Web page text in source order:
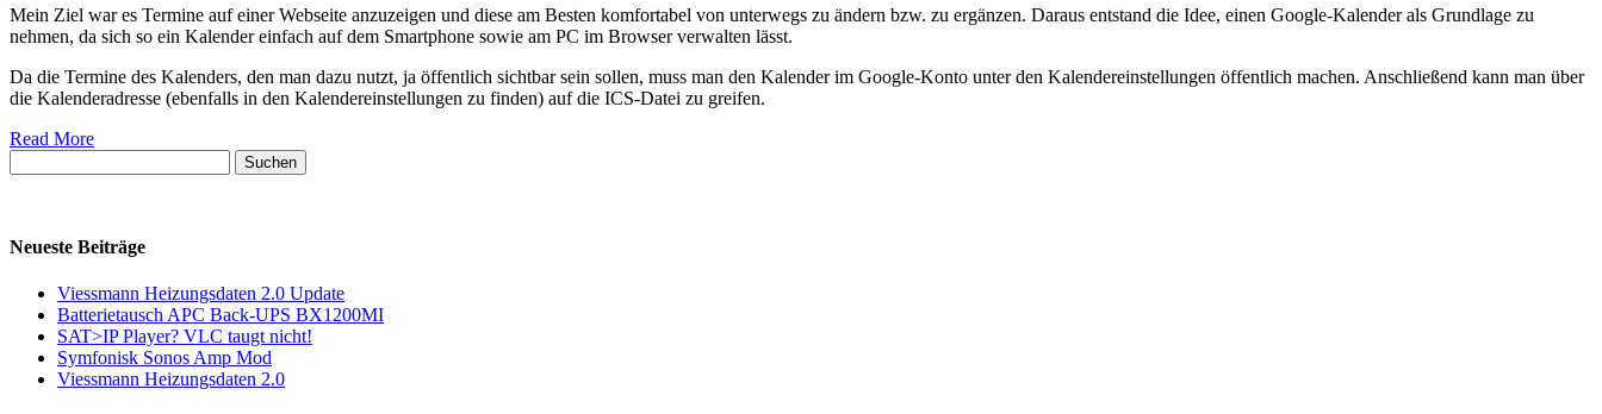
Mein Ziel war es Termine auf einer Webseite anzuzeigen und diese am Besten komfortabel von unterwegs zu ändern bzw. zu ergänzen. Daraus entstand die Idee, einen Google-Kalender als Grundlage zu
nehmen, da sich so ein Kalender einfach auf dem Smartphone sowie am PC im Browser verwalten lässt.
Da die Termine des Kalenders, den man dazu nutzt, ja öffentlich sichtbar sein sollen, muss man den Kalender im Google-Konto unter den Kalendereinstellungen öffentlich machen. Anschließend kann man über
die Kalenderadresse (ebenfalls in den Kalendereinstellungen zu finden) auf die ICS-Datei zu greifen.
Read More
nach:
Neueste Beiträge
Viessmann Heizungsdaten 2.0 Update
Batterietausch APC Back-UPS BX1200MI
SAT>IP Player? VLC taugt nicht!
Symfonisk Sonos Amp Mod
Viessmann Heizungsdaten 2.0